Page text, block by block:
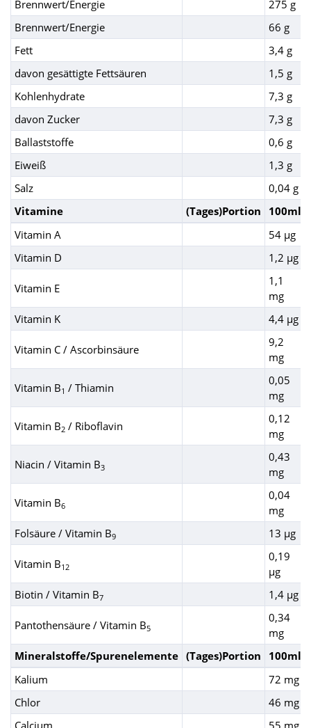
Brennwert/Energie
275 g
Brennwert/Energie
66 g
Fett
3,4 g
davon gesättigte Fettsäuren
1,5 g
Kohlenhydrate
7,3 g
davon Zucker
7,3 g
Ballaststoffe
0,6 g
Eiweiß
1,3 g
Salz
0,04 g
Vitamine
(Tages)Portion
100ml
Vitamin A
54 µg
Vitamin D
1,2 µg
Vitamin E
1,1
mg
Vitamin K
4,4 µg
Vitamin C / Ascorbinsäure
9,2
mg
Vitamin B1 / Thiamin
0,05
mg
Vitamin B2 / Riboflavin
0,12
mg
Niacin / Vitamin B3
0,43
mg
Vitamin B6
0,04
mg
Folsäure / Vitamin B9 13 µg
Vitamin B12
0,19
µg
Biotin / Vitamin B7 1,4 µg
Pantothensäure / Vitamin B5
0,34
mg
Mineralstoffe/Spurenelemente (Tages)Portion
100ml
Kalium
72 mg
Chlor
46 mg